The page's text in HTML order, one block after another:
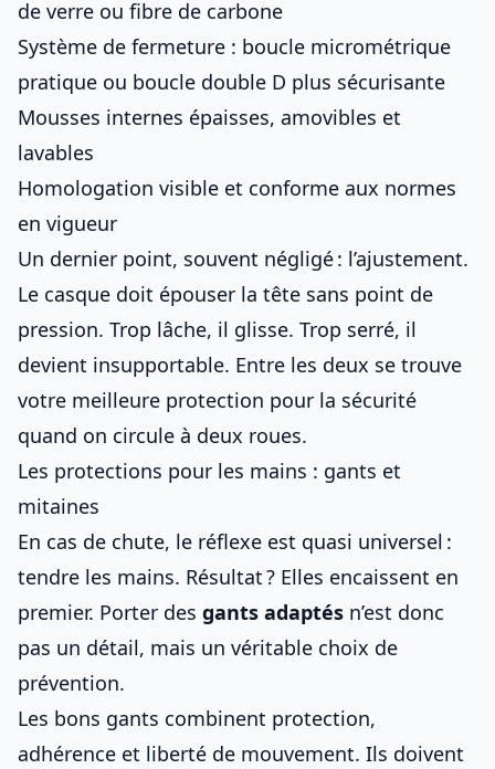
de verre ou fibre de carbone
Système de fermeture : boucle micrométrique
pratique ou boucle double D plus sécurisante
Mousses internes épaisses, amovibles et
lavables
Homologation visible et conforme aux normes
en vigueur
Un dernier point, souvent négligé : l’ajustement.
Le casque doit épouser la tête sans point de
pression. Trop lâche, il glisse. Trop serré, il
devient insupportable. Entre les deux se trouve
votre meilleure protection pour la sécurité
quand on circule à deux roues.
Les protections pour les mains : gants et
mitaines
En cas de chute, le réflexe est quasi universel :
tendre les mains. Résultat ? Elles encaissent en
premier. Porter des gants adaptés n’est donc
pas un détail, mais un véritable choix de
prévention.
Les bons gants combinent protection,
adhérence et liberté de mouvement. Ils doivent